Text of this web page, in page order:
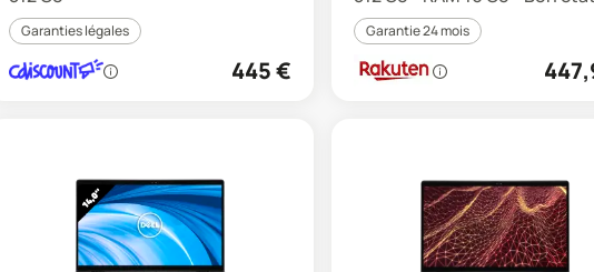
Garanties légales
445€
Garantie 24 mois